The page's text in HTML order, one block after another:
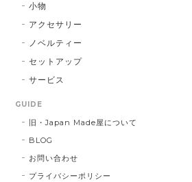
小物
アクセサリー
ノベルティー
セットアップ
サービス
GUIDE
旧・Japan Made屋について
BLOG
お問い合わせ
プライバシーポリシー